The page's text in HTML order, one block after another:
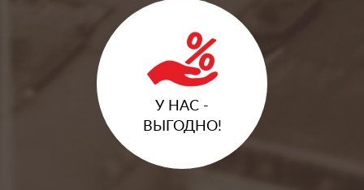
У НАС -
ВЫГОДНО!